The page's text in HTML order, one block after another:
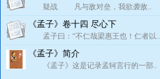
疑战 凡与敌对垒，我欲袭敌..
《孟子》卷十四 尽心下
孟子曰：“不仁哉梁惠王也！仁者以..
《孟子》简介
《孟子》这是记录孟轲言行的一部..